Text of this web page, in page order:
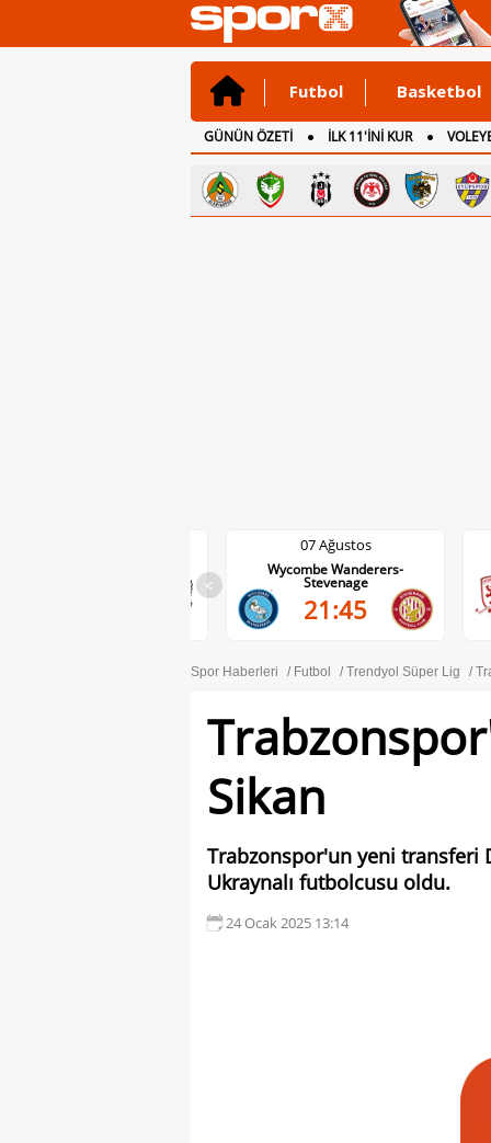
Futbol Basketbol
GÜNÜN ÖZETİ İLK 11'İNİ KUR
CANLI ANLATIM
İNGİLTERE
<
07 Ağustos
Middlesbrough-Wrexham
22:00
Spor Haberleri Futbol Trendyol Süper Lig
Sikan
Trabzonspor'un yeni transferi
Ukraynalı futbolcusu oldu.
24 Ocak 2025 13:14